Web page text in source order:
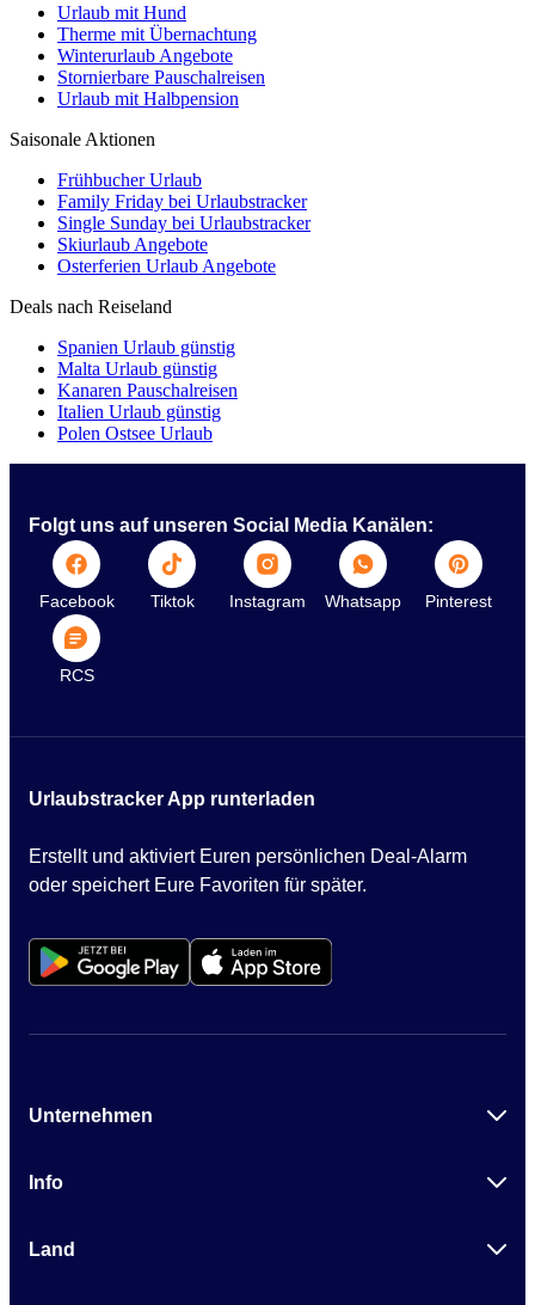
Urlaub mit Hund
Therme mit Übernachtung
Winterurlaub Angebote
Stornierbare Pauschalreisen
Urlaub mit Halbpension
Saisonale Aktionen
Frühbucher Urlaub
Family Friday bei Urlaubstracker
Single Sunday bei Urlaubstracker
Skiurlaub Angebote
Osterferien Urlaub Angebote
Deals nach Reiseland
Spanien Urlaub günstig
Malta Urlaub günstig
Kanaren Pauschalreisen
Italien Urlaub günstig
Polen Ostsee Urlaub